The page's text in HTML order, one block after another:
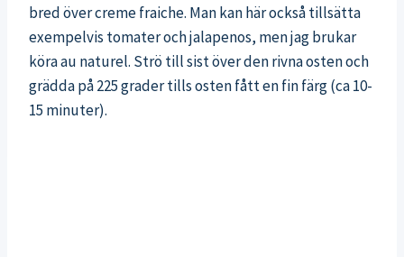
bred över creme fraiche. Man kan här också tillsätta
exempelvis tomater och jalapenos, men jag brukar
köra au naturel. Strö till sist över den rivna osten och
grädda på 225 grader tills osten fått en fin färg (ca 10-
15 minuter).